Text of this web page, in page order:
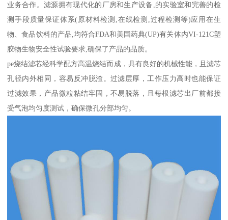
业务合作。滤源拥有现代化的厂房和生产设备,的实验室和完善的检
测手段质量保证体系(原材料检测,在线检测,过程检测等)应用在生
物、食品饮料的产品,均符合FDA和美国药典(UP)有关体内VI-121C塑
胶物生物安全性试验要求,确保了产品的品质。
pe烧结滤芯经科学配方高温烧结而成，具有良好的机械性能，且滤芯
孔径内外相同，容易反冲脱渣。过滤层厚，工作压力高时也能保证
过滤效果，产品微粒粘结牢固，不易脱落，且每根滤芯出厂前都接
受气泡均匀度测试，确保微孔分部均匀。